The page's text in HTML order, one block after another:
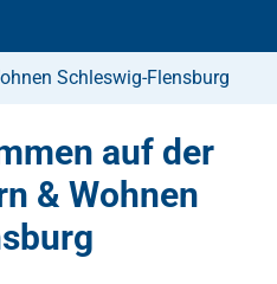
Schleswig-Flensburg
auf der
& Wohnen